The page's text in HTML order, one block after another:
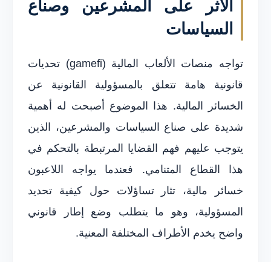
الأثر على المشرعين وصناع
السياسات
تواجه منصات الألعاب المالية (gamefi) تحديات
قانونية هامة تتعلق بالمسؤولية القانونية عن
الخسائر المالية. هذا الموضوع أصبحت له أهمية
شديدة على صناع السياسات والمشرعين، الذين
يتوجب عليهم فهم القضايا المرتبطة بالتحكم في
هذا القطاع المتنامي. فعندما يواجه اللاعبون
خسائر مالية، تثار تساؤلات حول كيفية تحديد
المسؤولية، وهو ما يتطلب وضع إطار قانوني
واضح يخدم الأطراف المختلفة المعنية.